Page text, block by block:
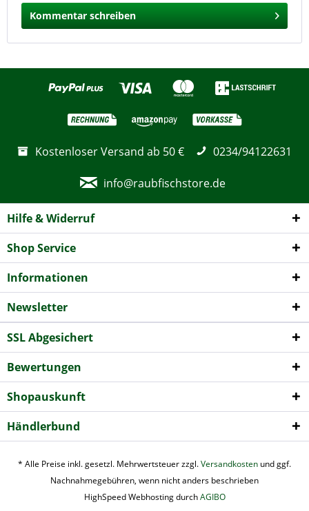
Kommentar schreiben
Kostenloser Versand ab 50 € 0234/94122631
info@raubfischstore.de
Hilfe & Widerruf
Shop Service
Informationen
Newsletter
SSL Abgesichert
Bewertungen
Shopauskunft
Händlerbund
* Alle Preise inkl. gesetzl. Mehrwertsteuer zzgl.Versandkosten und ggf.
Nachnahmegebühren, wenn nicht anders beschrieben
HighSpeed Webhosting durchAGIBO